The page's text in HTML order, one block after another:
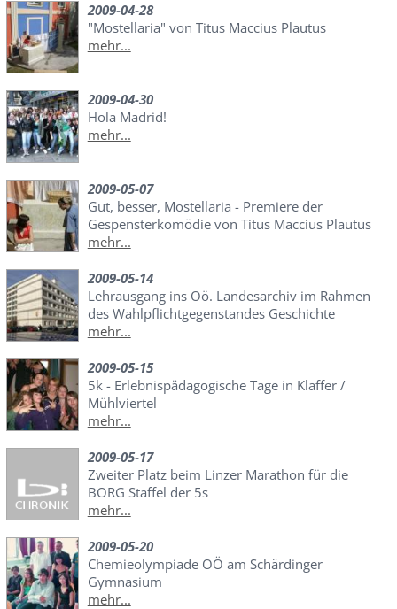
2009-04-28
"Mostellaria" von Titus Maccius Plautus
mehr...
2009-04-30
Hola Madrid!
mehr...
2009-05-07
Gut, besser, Mostellaria - Premiere der
Gespensterkomödie von Titus Maccius Plautus
mehr...
2009-05-14
Lehrausgang ins Oö. Landesarchiv im Rahmen
des Wahlpflichtgegenstandes Geschichte
mehr...
2009-05-15
5k - Erlebnispädagogische Tage in Klaffer /
Mühlviertel
mehr...
2009-05-17
Zweiter Platz beim Linzer Marathon für die
BORG Staffel der 5s
mehr...
2009-05-20
Chemieolympiade OÖ am Schärdinger
Gymnasium
mehr...